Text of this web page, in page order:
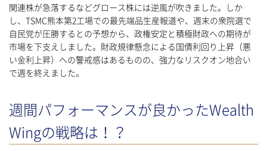
関連株が急落するなどグロース株には逆風が吹きました。しか
し、TSMC熊本第2工場での最先端品生産報道や、週末の衆院選で
自民党が圧勝するとの予想から、政権安定と積極財政への期待が
市場を下支えしました。財政規律懸念による国債利回り上昇（悪
い金利上昇）への警戒感はあるものの、強力なリスクオン地合い
で週を終えました。
週間パフォーマンスが良かったWealth
Wingの戦略は！？